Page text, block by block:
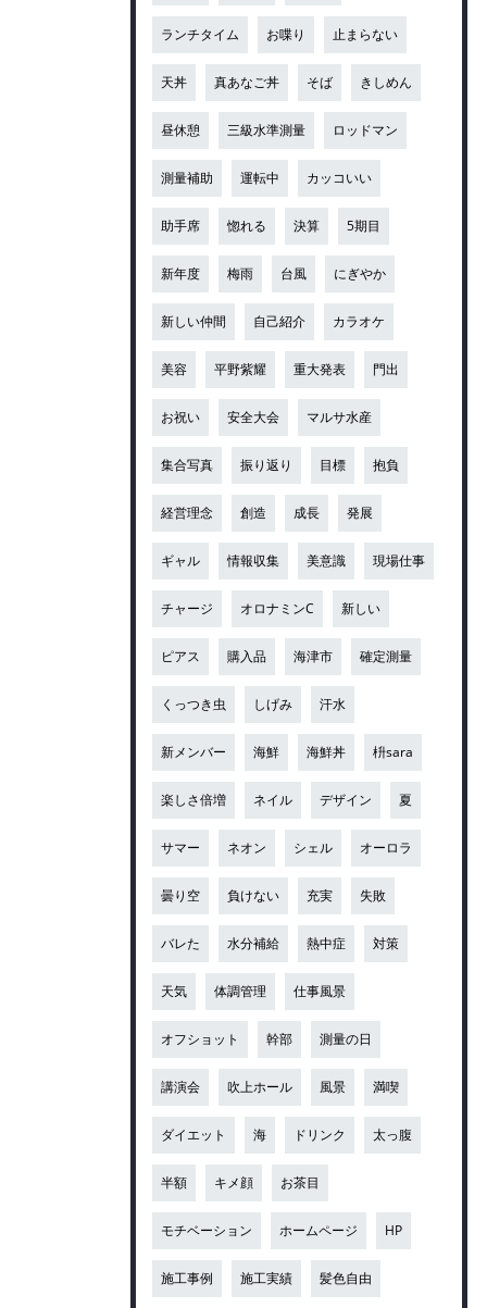
ランチタイム お喋り 止まらない
天丼 真あなご丼 そば きしめん
昼休憩 三級水準測量 ロッドマン
測量補助 運転中 カッコいい
助手席 惚れる 決算 5期目
新年度 梅雨 台風 にぎやか
新しい仲間 自己紹介 カラオケ
美容 平野紫耀 重大発表 門出
お祝い 安全大会 マルサ水産
集合写真 振り返り 目標 抱負
経営理念 創造 成長 発展
ギャル 情報収集 美意識 現場仕事
チャージ オロナミンC 新しい
ピアス 購入品 海津市 確定測量
くっつき虫 しげみ 汗水
新メンバー 海鮮 海鮮丼 枡sara
楽しさ倍増 ネイル デザイン 夏
サマー ネオン シェル オーロラ
曇り空 負けない 充実 失敗
バレた 水分補給 熱中症 対策
天気 体調管理 仕事風景
オフショット 幹部 測量の日
講演会 吹上ホール 風景 満喫
ダイエット 海 ドリンク 太っ腹
半額 キメ顔 お茶目
モチベーション ホームページ HP
施工事例 施工実績 髪色自由